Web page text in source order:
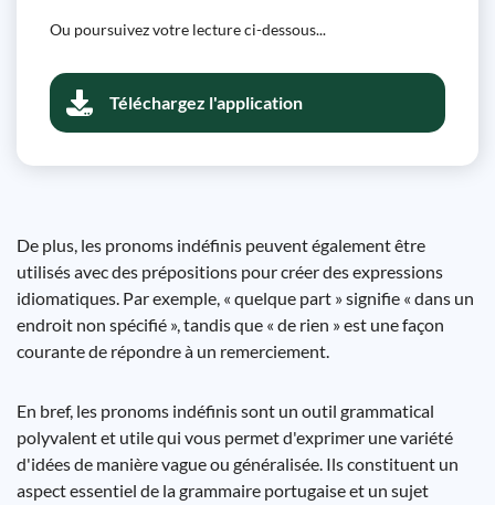
Ou poursuivez votre lecture ci-dessous...
Téléchargez l'application
De plus, les pronoms indéfinis peuvent également être
utilisés avec des prépositions pour créer des expressions
idiomatiques. Par exemple, « quelque part » signifie « dans un
endroit non spécifié », tandis que « de rien » est une façon
courante de répondre à un remerciement.
En bref, les pronoms indéfinis sont un outil grammatical
polyvalent et utile qui vous permet d'exprimer une variété
d'idées de manière vague ou généralisée. Ils constituent un
aspect essentiel de la grammaire portugaise et un sujet